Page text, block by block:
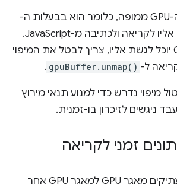
בשלב הזה, מאגר ה-GPU ממופה, כלומר הוא בבעלות ה-
CPU, ואפשר לגשת אליו לקריאה ולכתיבה מ-JavaScript.
כדי שמעבד ה-GPU יוכל לגשת אליו, צריך לבטל את המיפוי
ל- gpuBuffer.unmap()
.
מיפוי נדרש כדי למנוע תנאי מירוץ
זמני לקריאה
עכשיו נראה איך מעתיקים מאגר GPU למאגר GPU אחר